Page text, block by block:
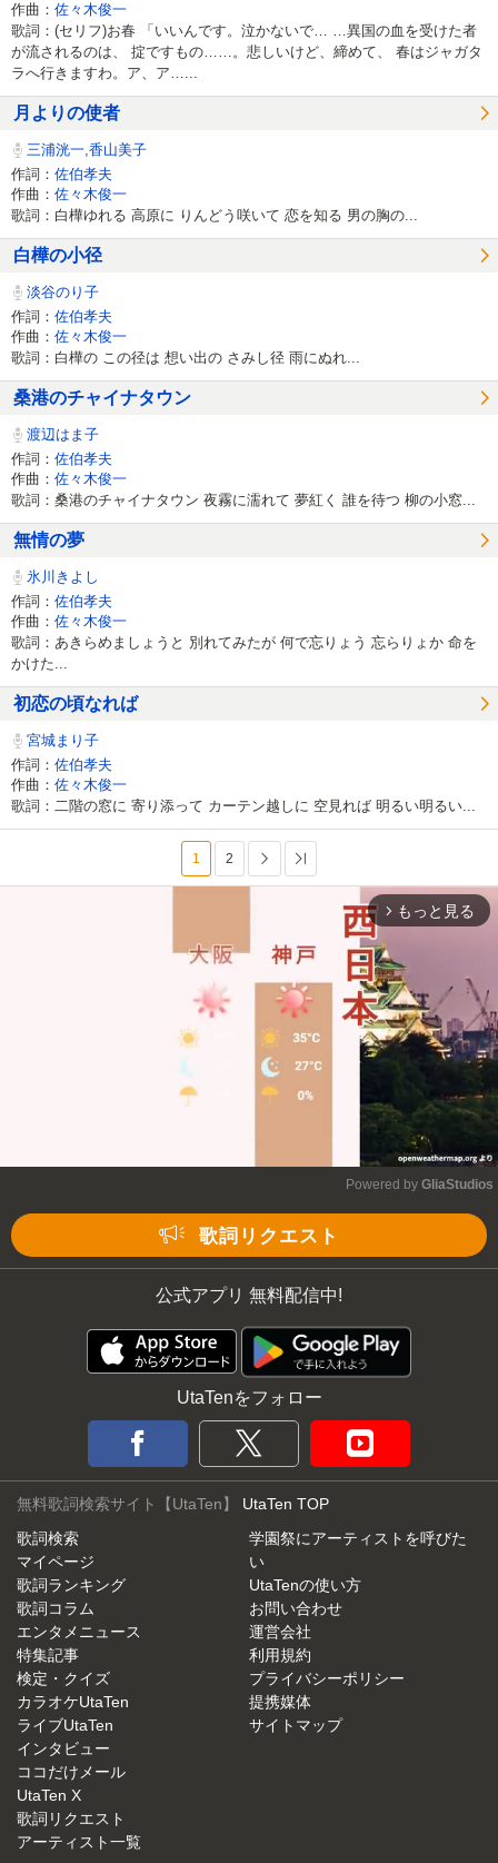
作曲： 佐々木俊一
歌詞：(セリフ)お春 「いいんです。泣かないで… …異国の血を受けた者
が流されるのは、 掟ですもの……。悲しいけど、締めて、 春はジャガタ
ラへ行きますわ。ア、ア…...
月よりの使者
三浦洸一,香山美子
作詞： 佐伯孝夫
作曲： 佐々木俊一
歌詞：白樺ゆれる 高原に りんどう咲いて 恋を知る 男の胸の...
白樺の小径
淡谷のり子
作詞： 佐伯孝夫
作曲： 佐々木俊一
歌詞：白樺の この径は 想い出の さみし径 雨にぬれ...
桑港のチャイナタウン
渡辺はま子
作詞： 佐伯孝夫
作曲： 佐々木俊一
歌詞：桑港のチャイナタウン 夜霧に濡れて 夢紅く 誰を待つ 柳の小窓...
無情の夢
氷川きよし
作詞： 佐伯孝夫
作曲： 佐々木俊一
歌詞：あきらめましょうと 別れてみたが 何で忘りょう 忘らりょか 命を
かけた...
初恋の頃なれば
宮城まり子
作詞： 佐伯孝夫
作曲： 佐々木俊一
歌詞：二階の窓に 寄り添って カーテン越しに 空見れば 明るい明るい...
1 2 次へ
arrow_forward_ios もっと見る
Powered by GliaStudios
歌詞リクエスト
公式アプリ 無料配信中!
UtaTenをフォロー
無料歌詞検索サイト【UtaTen】 UtaTen TOP
歌詞検索
マイページ
歌詞ランキング
歌詞コラム
エンタメニュース
特集記事
検定・クイズ
カラオケUtaTen
ライブUtaTen
インタビュー
ココだけメール
UtaTen X
歌詞リクエスト
アーティスト一覧
学園祭にアーティストを呼びた
い
UtaTenの使い方
お問い合わせ
運営会社
利用規約
プライバシーポリシー
提携媒体
サイトマップ